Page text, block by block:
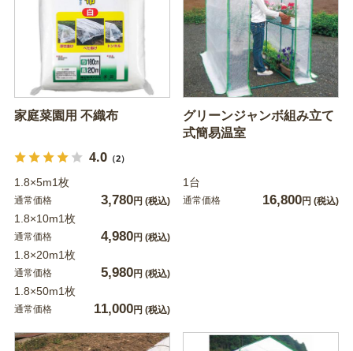
家庭菜園用 不織布
4.0（2）
1.8×5m1枚
通常価格 3,780円 (税込)
1.8×10m1枚
通常価格 4,980円 (税込)
1.8×20m1枚
通常価格 5,980円 (税込)
1.8×50m1枚
通常価格 11,000円 (税込)
グリーンジャンボ組み立て
式簡易温室
1台
通常価格 16,800円 (税込)